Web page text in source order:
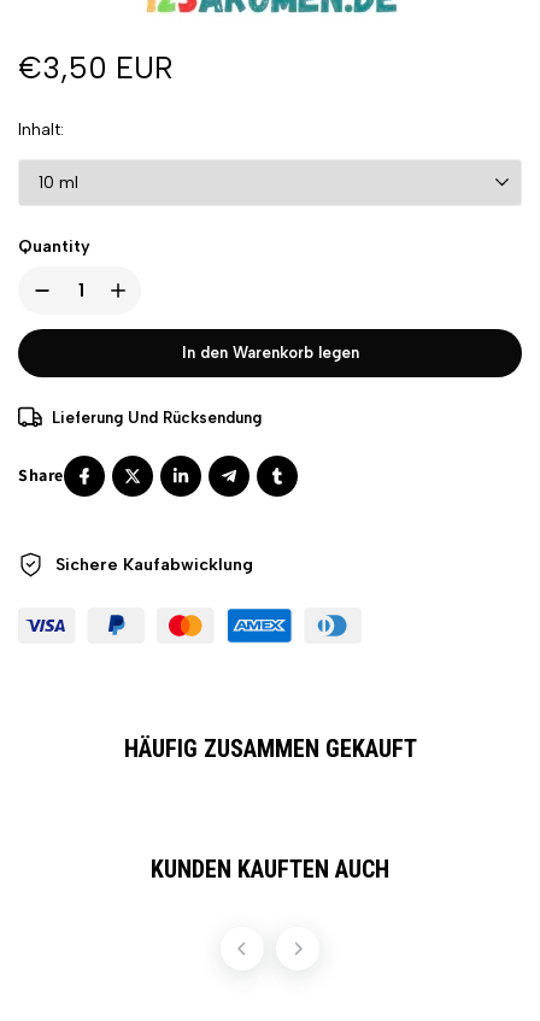
€3,50 EUR
Inhalt
Quantity
In den Warenkorb legen
Lieferung Und Rücksendung
Sichere Kaufabwicklung
HÄUFIG ZUSAMMEN GEKAUFT
KUNDEN KAUFTEN AUCH